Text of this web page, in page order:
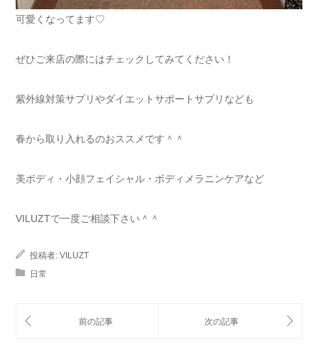
可愛くなってます♡
ぜひご来店の際にはチェックしてみてください！
紫外線対策サプリやダイエットサポートサプリなども
春から取り入れるのおススメです＾＾
美ボディ・小顔フェイシャル・ボディメラニンケアなど
VILUZTで一度ご相談下さい＾＾
投稿者: VILUZT
日常